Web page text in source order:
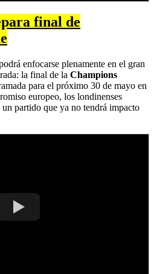
final de
enfocarse plenamente en el gran
la final de la Champions
para el próximo 30 de mayo en
europeo, los londinenses
un partido que ya no tendrá impacto